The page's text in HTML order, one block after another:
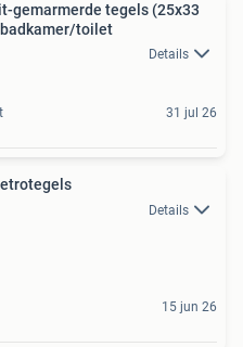
gemarmerde tegels (25x33
toilet
Details
31 jul 26
Details
15 jun 26